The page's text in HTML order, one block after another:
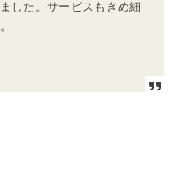
した。サービスもきめ細